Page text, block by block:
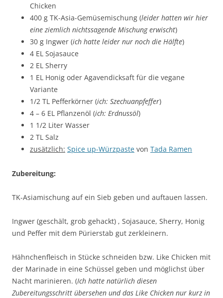
Chicken
400 g TK-Asia-Gemüsemischung (leider hatten wir hier
eine ziemlich nichtssagende Mischung erwischt)
30 g Ingwer (ich hatte leider nur noch die Hälfte)
4 EL Sojasauce
2 EL Sherry
1 EL Honig oder Agavendicksaft für die vegane
Variante
1/2 TL Pefferkörner (ich: Szechuanpfeffer)
4 – 6 EL Pflanzenöl (ich: Erdnussöl)
1 1/2 Liter Wasser
2 TL Salz
zusätzlich: Spice up-Würzpaste von Tada Ramen
Zubereitung:
TK-Asiamischung auf ein Sieb geben und auftauen lassen.
Ingwer (geschält, grob gehackt) , Sojasauce, Sherry, Honig
und Peffer mit dem Pürierstab gut zerkleinern.
Hähnchenfleisch in Stücke schneiden bzw. Like Chicken mit
der Marinade in eine Schüssel geben und möglichst über
Nacht marinieren. (Ich hatte natürlich diesen
Zubereitungsschritt übersehen und das Like Chicken nur kurz in